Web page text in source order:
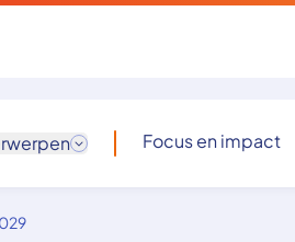
Focus en impact